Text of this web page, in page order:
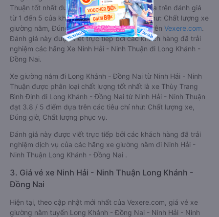
Thuận tốt nhất được phân loại chất lượng dựa trên đánh giá
từ 1 đến 5 của khách hàng với các tiêu chí như: Chất lượng xe
giường nằm, Đúng giờ, Chất lượng phục vụ trên Vexere.com.
Đánh giá này được viết trực tiếp bởi các khách hàng đã trải
nghiệm các hãng Xe Ninh Hải - Ninh Thuận đi Long Khánh -
Đồng Nai.
Xe giường nằm đi Long Khánh - Đồng Nai từ Ninh Hải - Ninh
Thuận được phân loại chất lượng tốt nhất là xe Thùy Trang
Bình Định đi Long Khánh - Đồng Nai từ Ninh Hải - Ninh Thuận
đạt 3.8 / 5 điểm dựa trên các tiêu chí như: Chất lượng xe,
Đúng giờ, Chất lượng phục vụ.
Đánh giá này được viết trực tiếp bởi các khách hàng đã trải
nghiệm dịch vụ của các hãng xe giường nằm đi Ninh Hải -
Ninh Thuận Long Khánh - Đồng Nai .
3. Giá vé xe Ninh Hải - Ninh Thuận Long Khánh -
Đồng Nai
Hiện tại, theo cập nhật mới nhất của Vexere.com, giá vé xe
giường nằm tuyến Long Khánh - Đồng Nai - Ninh Hải - Ninh